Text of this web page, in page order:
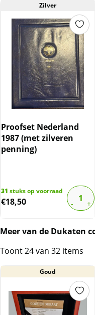
Zilver
Proofset Nederland
1987 (met zilveren
penning)
31 stuks op voorraad
€18,50
Meer van de Dukaten
Toont 24 van 32 items
Goud